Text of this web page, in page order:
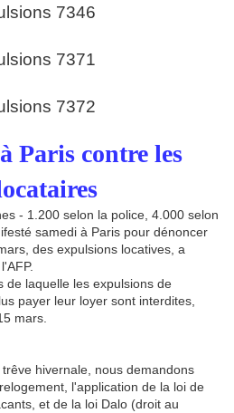
Paris contre les
- 1.200 selon la police, 4.000 selon
samedi à Paris pour dénoncer
des expulsions locatives, a
de laquelle les expulsions de
payer leur loyer sont interdites,
mars.
hivernale, nous demandons
l'application de la loi de
et de la loi Dalo (droit au